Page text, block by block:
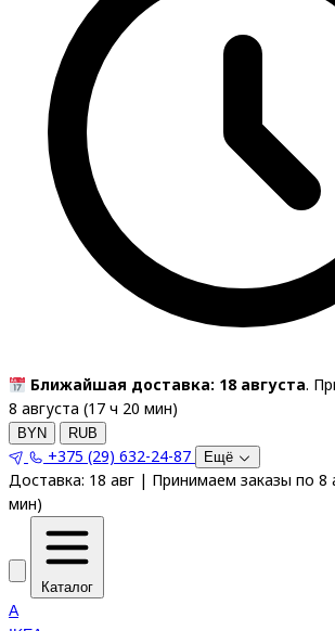
Ближайшая доставка: 18 августа.
8 августа (17 ч 20 мин)
BYN RUB
+375 (29) 632-24-87 Ещё
Доставка: 18 авг | Принимаем заказы по 8
мин)
Каталог
A